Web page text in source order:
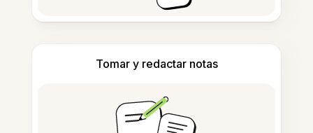
Tomar y redactar notas